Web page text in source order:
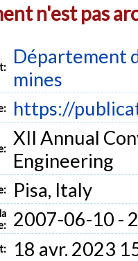
n'est pas
Département
mines
https://
XII Annual
Engineering
Pisa, Italy
2007-06-10 -
18 avr. 2023